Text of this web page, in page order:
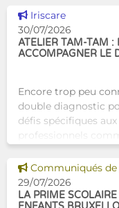
travail au serv
Voir cette news
Iriscare
30/07/2026
ATELIER TAM-TAM :
ACCOMPAGNER LE
Encore trop peu
double diagnostic
défis spécifiques aux
professionnels
Tam-Tam apporte
concrète avec une
dest
Voir cette news
Communiqués de
29/07/2026
LA PRIME